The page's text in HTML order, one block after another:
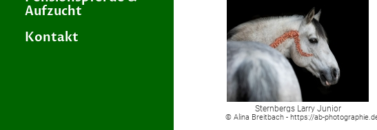
Aufzucht
Kontakt
© Alina Breitbach - https://ab-
Sternbergs Larry Junior